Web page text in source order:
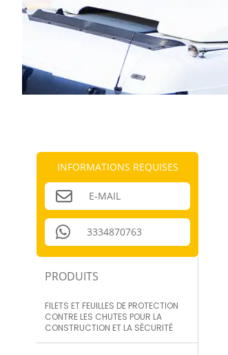
INFORMATIONS REQUISES
E-MAIL
3334870763
PRODUITS
FILETS ET FEUILLES DE PROTECTION
CONTRE LES CHUTES POUR LA
CONSTRUCTION ET LA SÉCURITÉ